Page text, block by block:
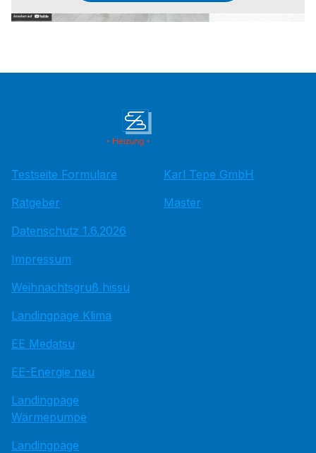
Testseite Formulare
Ratgeber
Datenschutz 1.6.2026
Impressum
Weihnachtsgruß hissu
Landingpage Klima
EE Medatsu
EE-Energie neu
Landingpage
Wärmepumpe
Landingpage
Karl Tepe GmbH
Master